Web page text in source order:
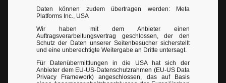
Daten können zudem übertragen werden: Meta
Platforms Inc., USA
Wir haben mit dem Anbieter einen
Auftragsverarbeitungsvertrag geschlossen, der den
Schutz der Daten unserer Seitenbesucher sicherstellt
und eine unberechtigte Weitergabe an Dritte untersagt.
Für Datenübermittlungen in die USA hat sich der
Anbieter dem EU-US-Datenschutzrahmen (EU-US Data
Privacy Framework) angeschlossen, das auf Basis